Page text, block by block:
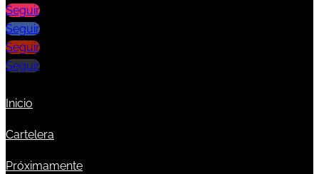
Seguir
Seguir
Seguir
Seguir
Inicio
Cartelera
Próximamente